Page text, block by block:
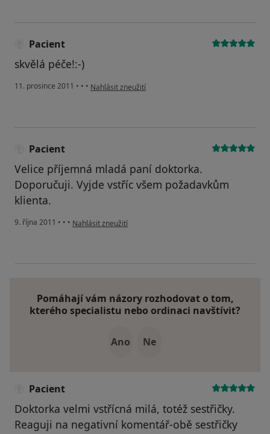
Pacient
skvělá péče!:-)
11. prosince 2011 • • • podle názoru uživatele Pacient
Nahlásit zneužití
Pacient
Velice příjemná mladá paní doktorka.
Doporučuji. Vyjde vstříc všem požadavkům
klienta.
9. října 2011 • • • podle názoru uživatele Pacient
Nahlásit zneužití
Pomáhají vám názory rozhodovat o tom,
kterého specialistu nebo ordinaci navštívit?
Ano Ne
Pacient
Doktorka velmi vstřícná milá, totéž sestřičky.
Reaguji na negativní komentář-obě sestřičky